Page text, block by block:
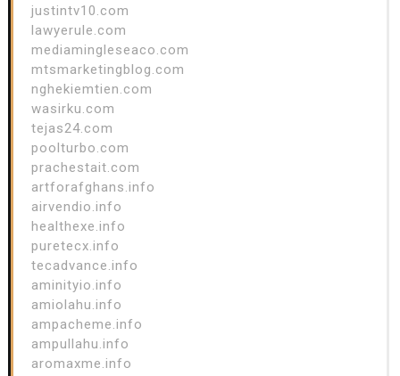
justintv10.com
lawyerule.com
mediamingleseaco.com
mtsmarketingblog.com
nghekiemtien.com
wasirku.com
tejas24.com
poolturbo.com
prachestait.com
artforafghans.info
airvendio.info
healthexe.info
puretecx.info
tecadvance.info
aminityio.info
amiolahu.info
ampacheme.info
ampullahu.info
aromaxme.info